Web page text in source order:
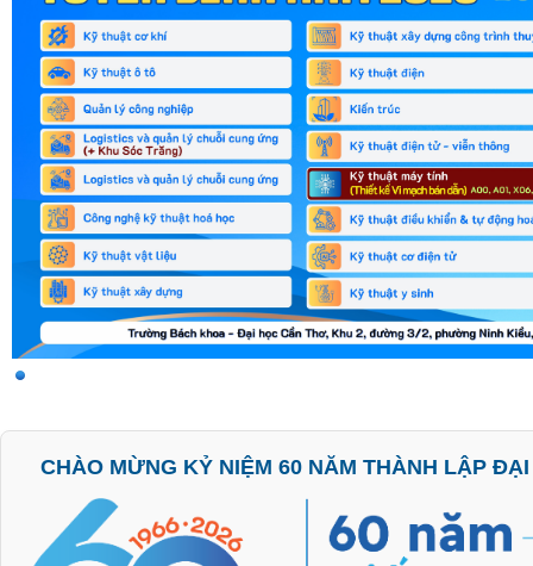
CHÀO MỪNG KỶ NIỆM 60 NĂM THÀNH LẬP